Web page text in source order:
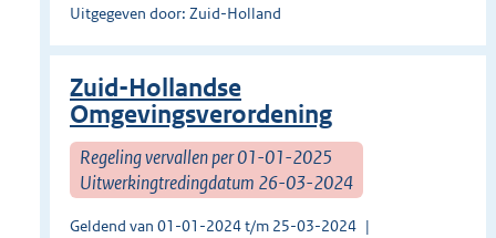
Uitgegeven door: Zuid-Holland
Zuid-Hollandse
Omgevingsverordening
Regeling vervallen per 01-01-2025
Uitwerkingtredingdatum 26-03-2024
Geldend van 01-01-2024 t/m 25-03-2024